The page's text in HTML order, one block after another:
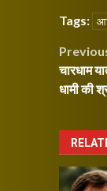
Tags:
Post
चारधाम
धामी की